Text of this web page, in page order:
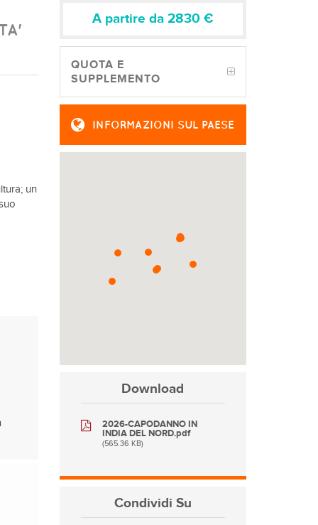
un
A partire da 2830 €
QUOTA E
SUPPLEMENTO
INFORMAZIONI SUL PAESE
Download
2026-CAPODANNO IN
INDIA DEL NORD.pdf
(565.36 KB)
Condividi Su